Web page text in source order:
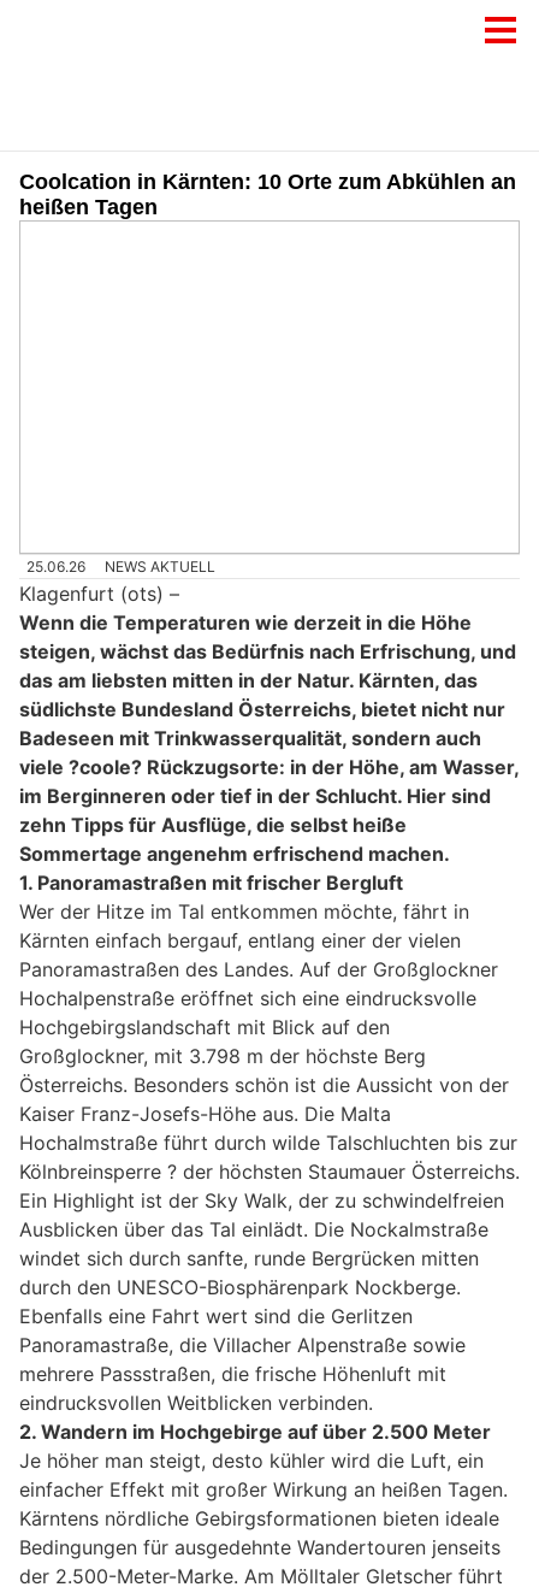
Coolcation in Kärnten: 10 Orte zum Abkühlen an
heißen Tagen
25.06.26 NEWS AKTUELL
Klagenfurt (ots) –
Wenn die Temperaturen wie derzeit in die Höhe
steigen, wächst das Bedürfnis nach Erfrischung, und
das am liebsten mitten in der Natur. Kärnten, das
südlichste Bundesland Österreichs, bietet nicht nur
Badeseen mit Trinkwasserqualität, sondern auch
viele ?coole? Rückzugsorte: in der Höhe, am Wasser,
im Berginneren oder tief in der Schlucht. Hier sind
zehn Tipps für Ausflüge, die selbst heiße
Sommertage angenehm erfrischend machen.
1. Panoramastraßen mit frischer Bergluft
Wer der Hitze im Tal entkommen möchte, fährt in
Kärnten einfach bergauf, entlang einer der vielen
Panoramastraßen des Landes. Auf der Großglockner
Hochalpenstraße eröffnet sich eine eindrucksvolle
Hochgebirgslandschaft mit Blick auf den
Großglockner, mit 3.798 m der höchste Berg
Österreichs. Besonders schön ist die Aussicht von der
Kaiser Franz-Josefs-Höhe aus. Die Malta
Hochalmstraße führt durch wilde Talschluchten bis zur
Kölnbreinsperre ? der höchsten Staumauer Österreichs.
Ein Highlight ist der Sky Walk, der zu schwindelfreien
Ausblicken über das Tal einlädt. Die Nockalmstraße
windet sich durch sanfte, runde Bergrücken mitten
durch den UNESCO-Biosphärenpark Nockberge.
Ebenfalls eine Fahrt wert sind die Gerlitzen
Panoramastraße, die Villacher Alpenstraße sowie
mehrere Passstraßen, die frische Höhenluft mit
eindrucksvollen Weitblicken verbinden.
2. Wandern im Hochgebirge auf über 2.500 Meter
Je höher man steigt, desto kühler wird die Luft, ein
einfacher Effekt mit großer Wirkung an heißen Tagen.
Kärntens nördliche Gebirgsformationen bieten ideale
Bedingungen für ausgedehnte Wandertouren jenseits
der 2.500-Meter-Marke. Am Mölltaler Gletscher führt